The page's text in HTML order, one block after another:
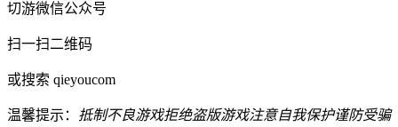
切游微信公众号
扫一扫二维码
或搜索 qieyoucom
温馨提示： 抵制不良游戏拒绝盗版游戏注意自我保护谨防受骗